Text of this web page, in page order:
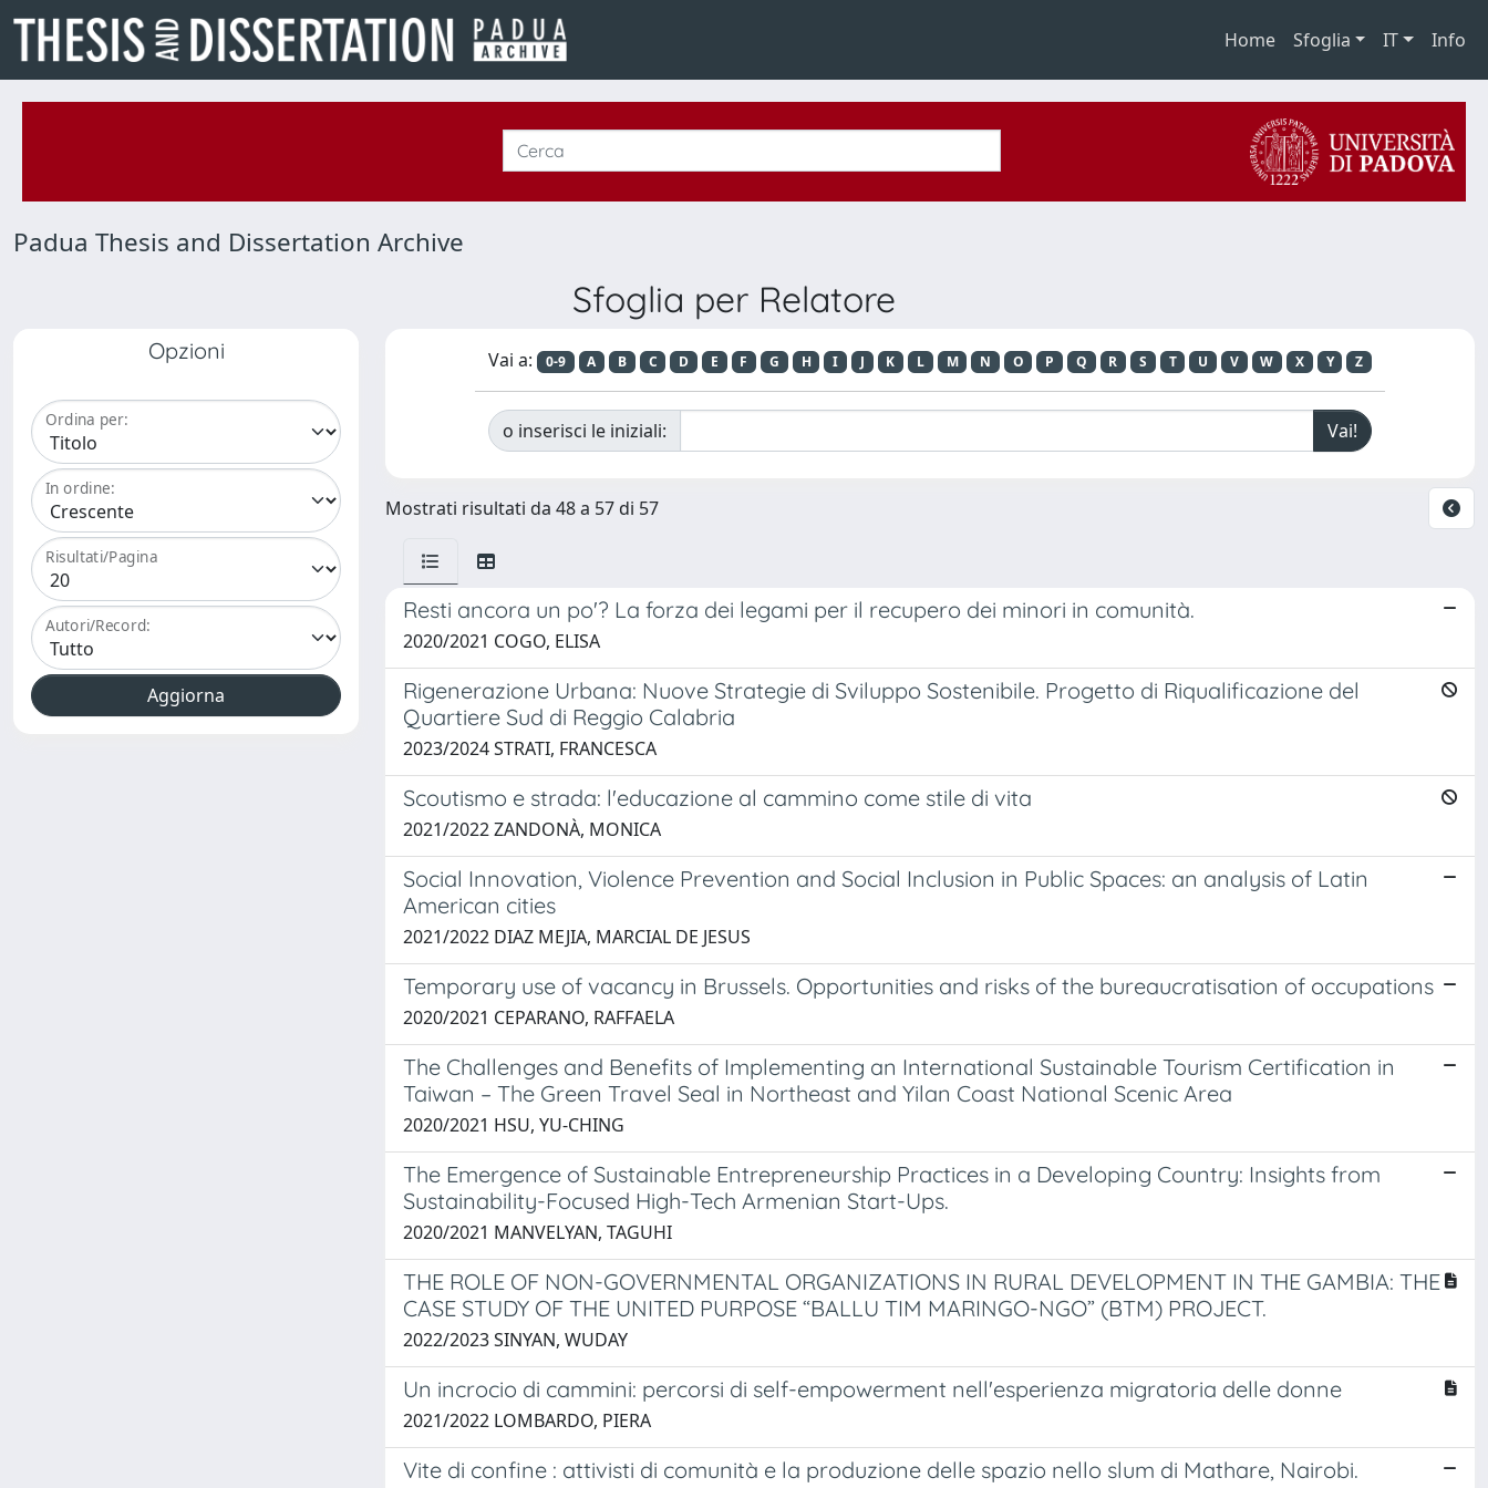
Home Sfoglia IT Info
Padua Thesis and Dissertation Archive
Sfoglia per Relatore
Opzioni
Ordina per:
In ordine:
Risultati/Pagina
Autori/Record:
Vai a: 0-9 A B C D E F G H I J K L M N O P Q R S T U V W X Y Z
o inserisci le iniziali:
Mostrati risultati da 48 a 57 di 57
Resti ancora un po'? La forza dei legami per il recupero dei minori in comunità.
2020/2021 COGO, ELISA
Rigenerazione Urbana: Nuove Strategie di Sviluppo Sostenibile. Progetto di Riqualificazione del
Quartiere Sud di Reggio Calabria
2023/2024 STRATI, FRANCESCA
Scoutismo e strada: l'educazione al cammino come stile di vita
2021/2022 ZANDONÀ, MONICA
Social Innovation, Violence Prevention and Social Inclusion in Public Spaces: an analysis of Latin
American cities
2021/2022 DIAZ MEJIA, MARCIAL DE JESUS
Temporary use of vacancy in Brussels. Opportunities and risks of the bureaucratisation of occupations
2020/2021 CEPARANO, RAFFAELA
The Challenges and Benefits of Implementing an International Sustainable Tourism Certification in
Taiwan – The Green Travel Seal in Northeast and Yilan Coast National Scenic Area
2020/2021 HSU, YU-CHING
The Emergence of Sustainable Entrepreneurship Practices in a Developing Country: Insights from
Sustainability-Focused High-Tech Armenian Start-Ups.
2020/2021 MANVELYAN, TAGUHI
THE ROLE OF NON-GOVERNMENTAL ORGANIZATIONS IN RURAL DEVELOPMENT IN THE GAMBIA: THE
CASE STUDY OF THE UNITED PURPOSE “BALLU TIM MARINGO-NGO” (BTM) PROJECT.
2022/2023 SINYAN, WUDAY
Un incrocio di cammini: percorsi di self-empowerment nell'esperienza migratoria delle donne
2021/2022 LOMBARDO, PIERA
Vite di confine : attivisti di comunità e la produzione delle spazio nello slum di Mathare, Nairobi.